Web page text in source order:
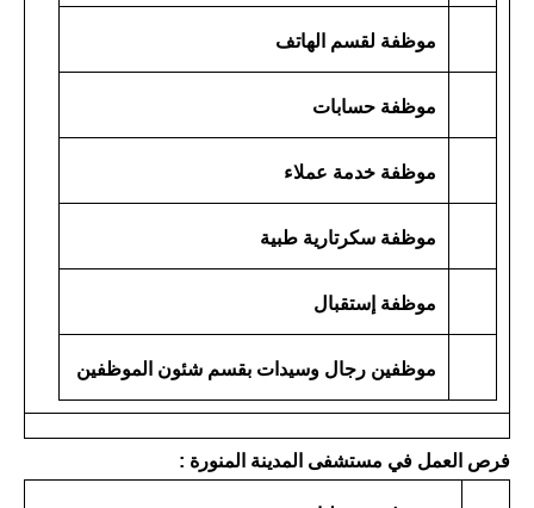
موظفة لقسم الهاتف
موظفة حسابات
موظفة خدمة عملاء
موظفة سكرتارية طبية
موظفة إستقبال
موظفين رجال وسيدات بقسم شئون الموظفين
فرص العمل في مستشفى المدينة المنورة :